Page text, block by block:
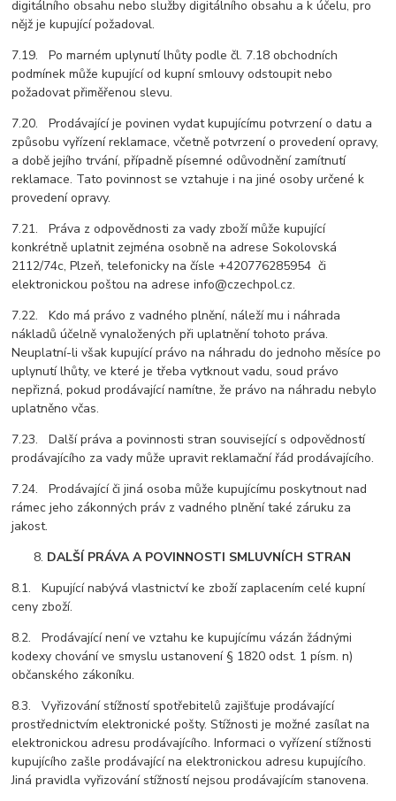
digitálního obsahu nebo služby digitálního obsahu a k účelu, pro
nějž je kupující požadoval.
7.19. Po marném uplynutí lhůty podle čl. 7.18 obchodních
podmínek může kupující od kupní smlouvy odstoupit nebo
požadovat přiměřenou slevu.
7.20. Prodávající je povinen vydat kupujícímu potvrzení o datu a
způsobu vyřízení reklamace, včetně potvrzení o provedení opravy,
a době jejího trvání, případně písemné odůvodnění zamítnutí
reklamace. Tato povinnost se vztahuje i na jiné osoby určené k
provedení opravy.
7.21. Práva z odpovědnosti za vady zboží může kupující
konkrétně uplatnit zejména osobně na adrese Sokolovská
2112/74c, Plzeň, telefonicky na čísle +420776285954 či
elektronickou poštou na adrese info@czechpol.cz.
7.22. Kdo má právo z vadného plnění, náleží mu i náhrada
nákladů účelně vynaložených při uplatnění tohoto práva.
Neuplatní-li však kupující právo na náhradu do jednoho měsíce po
uplynutí lhůty, ve které je třeba vytknout vadu, soud právo
nepřizná, pokud prodávající namítne, že právo na náhradu nebylo
uplatněno včas.
7.23. Další práva a povinnosti stran související s odpovědností
prodávajícího za vady může upravit reklamační řád prodávajícího.
7.24. Prodávající či jiná osoba může kupujícímu poskytnout nad
rámec jeho zákonných práv z vadného plnění také záruku za
jakost.
DALŠÍ PRÁVA A POVINNOSTI SMLUVNÍCH STRAN
8.1. Kupující nabývá vlastnictví ke zboží zaplacením celé kupní
ceny zboží.
8.2. Prodávající není ve vztahu ke kupujícímu vázán žádnými
kodexy chování ve smyslu ustanovení § 1820 odst. 1 písm. n)
občanského zákoníku.
8.3. Vyřizování stížností spotřebitelů zajišťuje prodávající
prostřednictvím elektronické pošty. Stížnosti je možné zasílat na
elektronickou adresu prodávajícího. Informaci o vyřízení stížnosti
kupujícího zašle prodávající na elektronickou adresu kupujícího.
Jiná pravidla vyřizování stížností nejsou prodávajícím stanovena.